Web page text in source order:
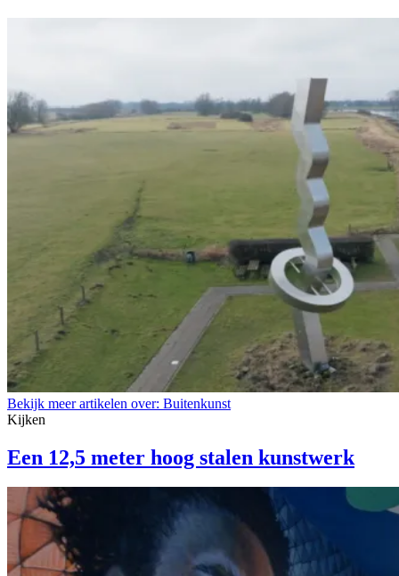
Bekijk meer artikelen over: Buitenkunst
Kijken
Een 12,5 meter hoog stalen kunstwerk